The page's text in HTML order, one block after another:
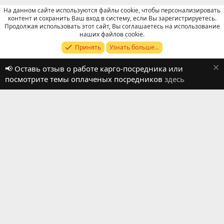
Отзывы о работе посредников
Russian (RU)
Обратная связь
Условия и правила
Политика конфиденциальности
Помощь
R
На данном сайте используются файлы cookie, чтобы персонализировать
контент и сохранить Ваш вход в систему, если Вы зарегистрируетесь.
Продолжая использовать этот сайт, Вы соглашаетесь на использование
наших файлов cookie.
Принять
Узнать больше...
📢 Оставь отзыв о работе карго-посредника или
посмотрите темы оплаченых посредников здесь